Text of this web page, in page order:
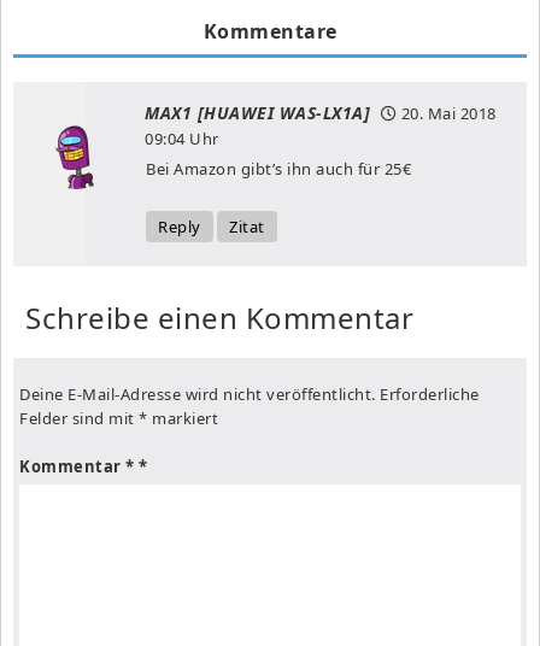
Kommentare
MAX1 [HUAWEI WAS-LX1A]
20. Mai 2018
09:04 Uhr
Bei Amazon gibt’s ihn auch für 25€
Reply Zitat
Schreibe einen Kommentar
Deine E-Mail-Adresse wird nicht veröffentlicht. Erforderliche
Felder sind mit * markiert
Kommentar *